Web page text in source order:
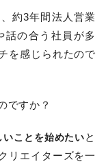
約3年間法人営業
話の合う社員が多
を感じられたので
ですか？
ことを始めたいと
リエイターズを一